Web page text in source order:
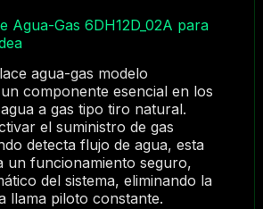
Agua-Gas 6DH12D_02A para
agua-gas modelo
componente esencial en los
a gas tipo tiro natural.
el suministro de gas
detecta flujo de agua, esta
un funcionamiento seguro,
del sistema, eliminando la
llama piloto constante.